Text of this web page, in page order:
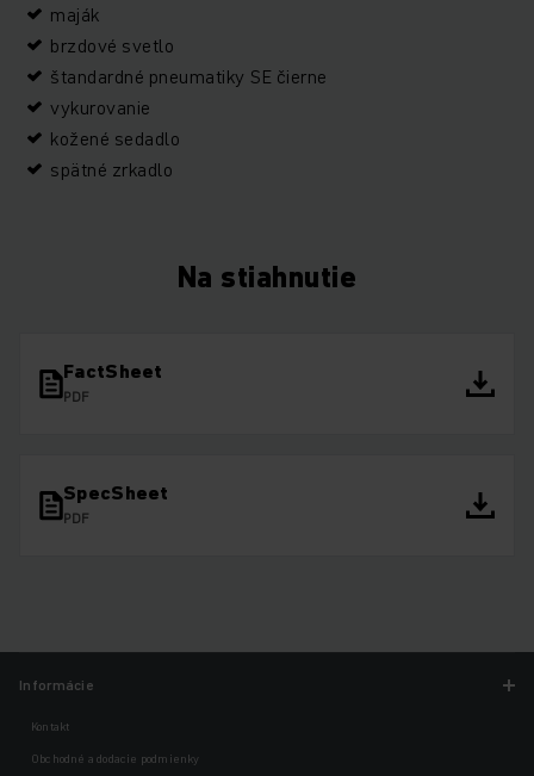
maják
brzdové svetlo
štandardné pneumatiky SE čierne
vykurovanie
kožené sedadlo
spätné zrkadlo
Na stiahnutie
FactSheet
PDF
SpecSheet
PDF
Informácie
Kontakt
Obchodné a dodacie podmienky